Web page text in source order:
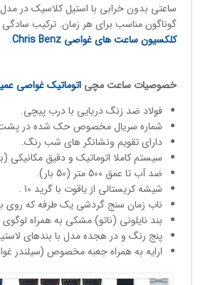
ساعتی بدون خرابی با استیل کلاسیک در
گوناگون مناسب برای هر زمان. ترکیب
کلکسیون ساعت های غواصی Chris Benz
.
خصوصیات ساعت مچی اتوماتیک غواصی عمیق
فولاد ضد زنگ دریایی با درب پیچی.
شماره سریال مخصوص حک شده در
دارای تقویم ونشانگر های شب رنگ.
سیستم کاملا اتوماتیک و دقیق مکانیکی
ضد آب تا عمق 500 متر (50 بار).
شیشه کریستالی از یاقوت با گرید 10 .
ناب زمان سنج گردشی یک طرفه که روی
بند نایلونی (ناتو) مشکی به همراه
پنج رنگ و در هجده مدل با بندهای
ارایه به همراه جعبه مخصوص (سیلندر